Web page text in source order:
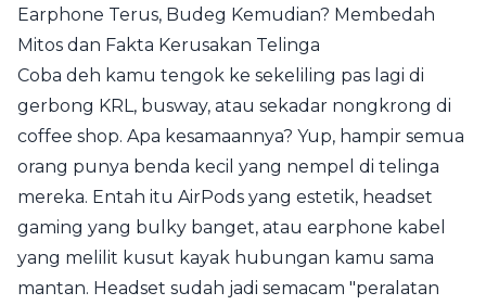
Earphone Terus, Budeg Kemudian? Membedah
Mitos dan Fakta Kerusakan Telinga
Coba deh kamu tengok ke sekeliling pas lagi di
gerbong KRL, busway, atau sekadar nongkrong di
coffee shop. Apa kesamaannya? Yup, hampir semua
orang punya benda kecil yang nempel di telinga
mereka. Entah itu AirPods yang estetik, headset
gaming yang bulky banget, atau earphone kabel
yang melilit kusut kayak hubungan kamu sama
mantan. Headset sudah jadi semacam "peralatan